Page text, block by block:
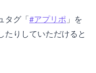
タグ「#アプリポ 」を
たりしていただけると